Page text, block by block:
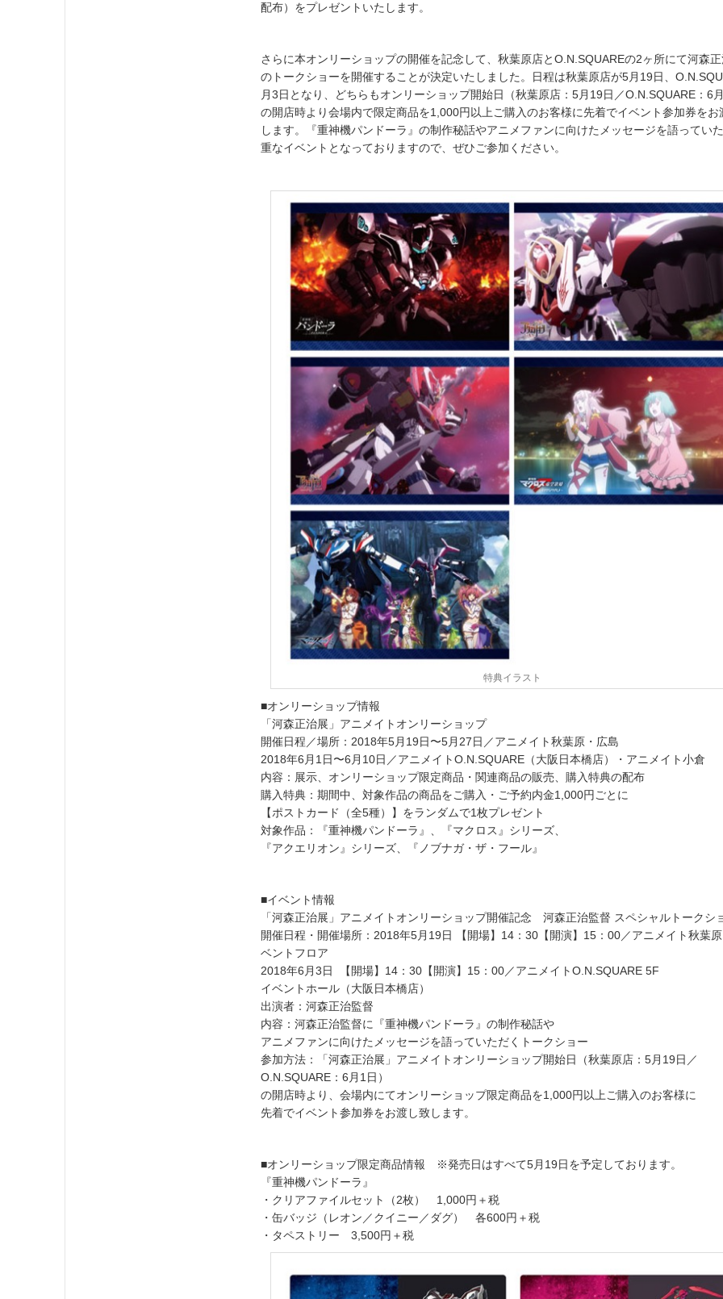
配布）をプレゼントいたします。
さらに本オンリーショップの開催を記念して、秋葉原店とO.N.SQUAREの2ヶ所にて河森
のトークショーを開催することが決定いたしました。日程は秋葉原店が5月19日、
月3日となり、どちらもオンリーショップ開始日（秋葉原店：5月19日／O.N.SQUARE：6月
の開店時より会場内で限定商品を1,000円以上ご購入のお客様に先着でイベント参加券をお
します。『重神機パンドーラ』の制作秘話やアニメファンに向けたメッセージを語ってい
重なイベントとなっておりますので、ぜひご参加ください。
特典イラスト
■オンリーショップ情報
「河森正治展」アニメイトオンリーショップ
開催日程／場所：2018年5月19日〜5月27日／アニメイト秋葉原・広島
2018年6月1日〜6月10日／アニメイトO.N.SQUARE（大阪日本橋店）・アニメイト小倉
内容：展示、オンリーショップ限定商品・関連商品の販売、購入特典の配布
購入特典：期間中、対象作品の商品をご購入・ご予約内金1,000円ごとに
【ポストカード（全5種）】をランダムで1枚プレゼント
対象作品：『重神機パンドーラ』、『マクロス』シリーズ、
『アクエリオン』シリーズ、『ノブナガ・ザ・フール』
■イベント情報
「河森正治展」アニメイトオンリーショップ開催記念 河森正治監督 スペシャルトークシ
開催日程・開催場所：2018年5月19日 【開場】14：30【開演】15：00／アニメイト秋葉
ベントフロア
2018年6月3日 【開場】14：30【開演】15：00／アニメイトO.N.SQUARE 5F
イベントホール（大阪日本橋店）
出演者：河森正治監督
内容：河森正治監督に『重神機パンドーラ』の制作秘話や
アニメファンに向けたメッセージを語っていただくトークショー
参加方法：「河森正治展」アニメイトオンリーショップ開始日（秋葉原店：5月19日／
O.N.SQUARE：6月1日）
の開店時より、会場内にてオンリーショップ限定商品を1,000円以上ご購入のお客様に
先着でイベント参加券をお渡し致します。
■オンリーショップ限定商品情報 ※発売日はすべて5月19日を予定しております。
『重神機パンドーラ』
・クリアファイルセット（2枚） 1,000円＋税
・缶バッジ（レオン／クイニー／ダグ） 各600円＋税
・タペストリー 3,500円＋税